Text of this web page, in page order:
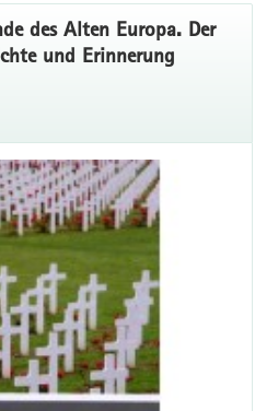
des Alten Europa. Der
und Erinnerung